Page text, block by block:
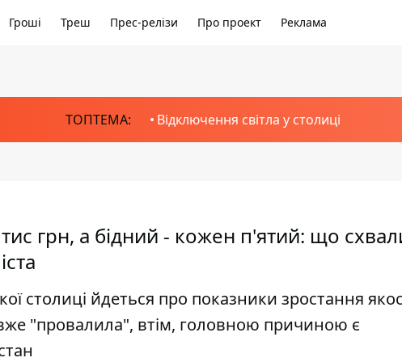
Гроші Треш Прес-релізи Про проект Реклама
ТОПТЕМА: Відключення світла у столиці
грн, а бідний - кожен п'ятий: що
столиці йдеться про показники зростання
"провалила", втім, головною причиною є